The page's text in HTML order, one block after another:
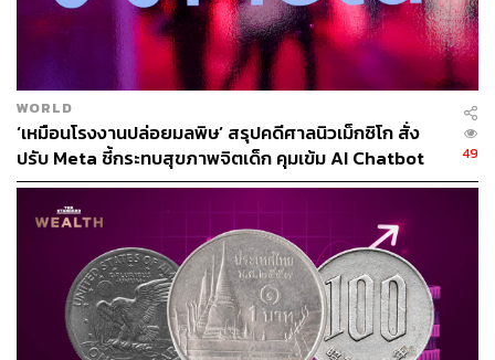
ดร. กิริฎา ยังกล่าวถึงภาพรวมทางเศรษฐกิจในระดับมหภาค
ด้วยว่า เมื่อเศรษฐกิจโลกชะลอตัว ทิศทางของเงินเฟ้อและ
ดอกเบี้ยน่าจะเป็นขาลง ธนาคารกลางสหรัฐฯ อาจมีการลด
ดอกเบี้ยอีก 1-3 ครั้งในปีนี้ เช่นเดียวกับทิศทางดอกเบี้ยของ
ไทยน่าจะลงเช่นเดียวกัน คาดว่า กนง. จะมีการปรับอัตรา
ดอกเบี้ยครั้งละ 0.25% อีก 1-2 ครั้งในปีนี้ ส่งผลให้ค่าเงินบาท
ประเทศเพิ่มขึ้นจากปีที่แล้วเพียงเล็กน้อย ทั้งจากการค้าและ
ภาคท่องเที่ยว อย่างไรก็ดี ในปัจจุบันค่าเงินบาทแข็งค่าเกือบ
จะมากที่สุดในอาเซียน เป็นรองเพียงมาเลเซียเท่านั้น ซึ่งจะ
ทำให้ประเทศที่ค่าเงินถูกกว่าไทยได้เปรียบไทยในการส่งออก
WORLD
‘เหมือนโรงงานปล่อยมลพิษ’ สรุปคดีศาลนิวเม็กซิโก สั่ง
ปรับ Meta ชี้กระทบสุขภาพจิตเด็ก คุมเข้ม AI Chatbot
49